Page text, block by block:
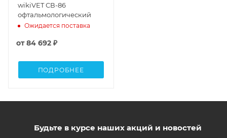
wikiVET СВ-86
офтальмологический
Ожидается поставка
от84 692 ₽
ПОДРОБНЕЕ
Будьте в курсе наших акций и новостей